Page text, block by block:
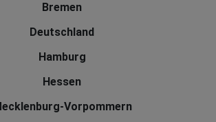
Bremen
Deutschland
Hamburg
Hessen
Vorpommern